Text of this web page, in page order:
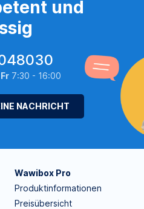
und
Fr7:30 - 16:00
NACHRICHT
Wawibox Pro
Produktinformationen
Preisübersicht